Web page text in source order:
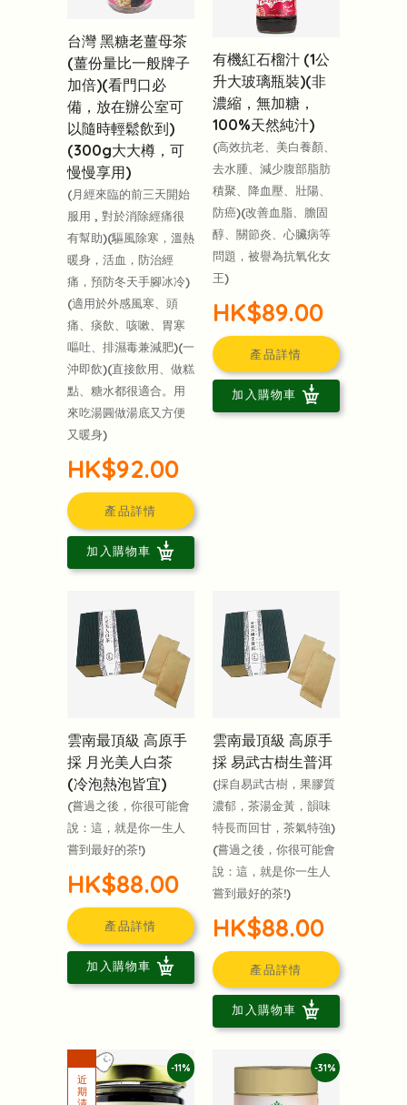
台灣 黑糖老薑母茶
(薑份量比一般牌子
加倍)(看門口必
備，放在辦公室可
以隨時輕鬆飲到)
(300g大大樽，可
慢慢享用)
(月經來臨的前三天開始
服用 , 對於消除經痛很
有幫助)(驅風除寒，溫熱
暖身，活血，防治經
痛，預防冬天手腳冰冷)
(適用於外感風寒、頭
痛、痰飲、咳嗽、胃寒
嘔吐、排濕毒兼減肥)(一
沖即飲)(直接飲用、做糕
點、糖水都很適合。用
來吃湯圓做湯底又方便
又暖身)
HK$92.00
產品詳情
加入購物車
有機紅石榴汁 (1公
升大玻璃瓶裝)(非
濃縮，無加糖，
100%天然純汁)
(高效抗老、美白養顏、
去水腫、減少腹部脂肪
積聚、降血壓、壯陽、
防癌)(改善血脂、膽固
醇、關節炎、心臟病等
問題，被譽為抗氧化女
王)
HK$89.00
產品詳情
加入購物車
雲南最頂級 高原手
採 月光美人白茶
(冷泡熱泡皆宜)
(嘗過之後，你很可能會
說：這，就是你一生人
嘗到最好的茶!)
HK$88.00
產品詳情
加入購物車
雲南最頂級 高原手
採 易武古樹生普洱
(採自易武古樹，果膠質
濃郁，茶湯金黃，韻味
特長而回甘，茶氣特強)
(嘗過之後，你很可能會
說：這，就是你一生人
嘗到最好的茶!)
HK$88.00
產品詳情
加入購物車
-11% -31%